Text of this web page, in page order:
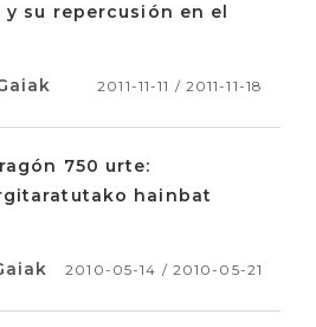
y su repercusión en el
2011-11-11 / 2011-11-18
750 urte:
hainbat
2010-05-14 / 2010-05-21